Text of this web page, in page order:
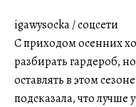
igawysocka / соцсети
С приходом осенних
разбирать гардероб,
оставлять в этом
подсказала, что лучше